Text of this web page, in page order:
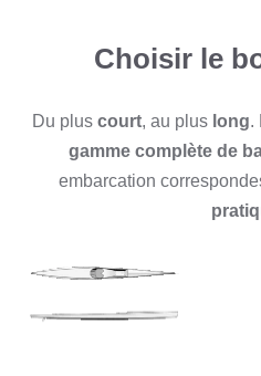
Choisir le
Du plus court, au plus long.
gamme complète de
embarcation